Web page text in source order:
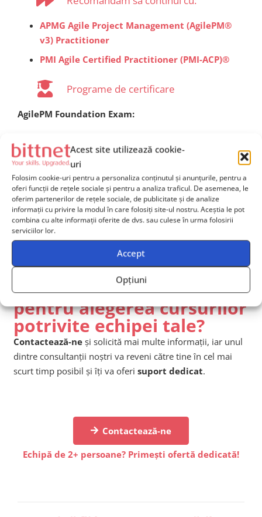
Acest site utilizează cookie-
uri
Folosim cookie-uri pentru a personaliza conținutul și anunțurile, pentru a
oferi funcții de rețele sociale și pentru a analiza traficul. De asemenea, le
oferim partenerilor de rețele sociale, de publicitate și de analize
informații cu privire la modul în care folosiți site-ul nostru. Aceștia le pot
combina cu alte informații oferite de dvs. sau culese în urma folosirii
serviciilor lor.
Accept
Opțiuni
APMG Agile Project Management (AgilePM®
v3) Practitioner
PMI Agile Certified Practitioner (PMI-ACP)®
Programe de certificare
AgilePM Foundation Exam:
Durată: 40 minute
Punctaj minim pentru promovare: 30/50 (60%)
Examenul este inclus în prețul cursului și se
susține online
Ai nevoie de îndrumare
pentru alegerea cursurilor
potrivite echipei tale?
Contactează-ne și solicită mai multe informații, iar unul
dintre consultanții noștri va reveni către tine în cel mai
scurt timp posibil și îți va oferi suport dedicat.
Contactează-ne
Echipă de 2+ persoane? Primești ofertă dedicată!